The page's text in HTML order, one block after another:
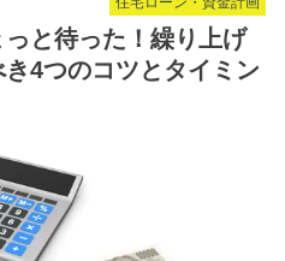
と待った！繰り上げ
4つのコツとタイミン